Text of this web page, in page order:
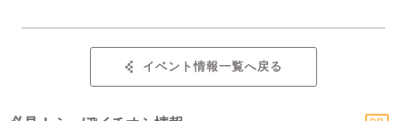
イベント情報一覧へ戻る